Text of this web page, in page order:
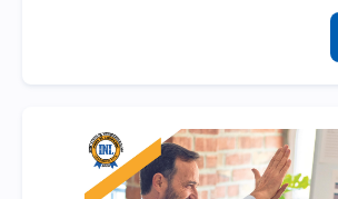
nuestra actividad
deba compartir los
personales de nuestros
Bajo ninguna
solicitaremos nos
información